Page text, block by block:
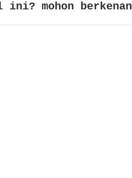
mohon berkenan